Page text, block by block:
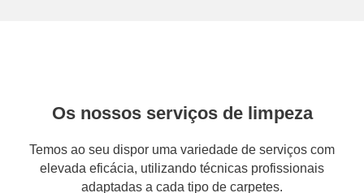
Os nossos serviços de limpeza
Temos ao seu dispor uma variedade de serviços com
elevada eficácia, utilizando técnicas profissionais
adaptadas a cada tipo de carpetes.